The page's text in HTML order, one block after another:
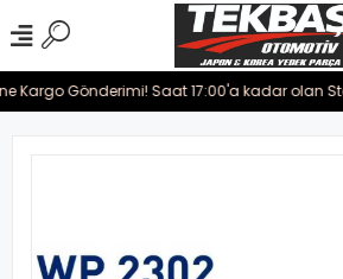
Kargo Gönderimi! Saat 17:00'a kadar olan